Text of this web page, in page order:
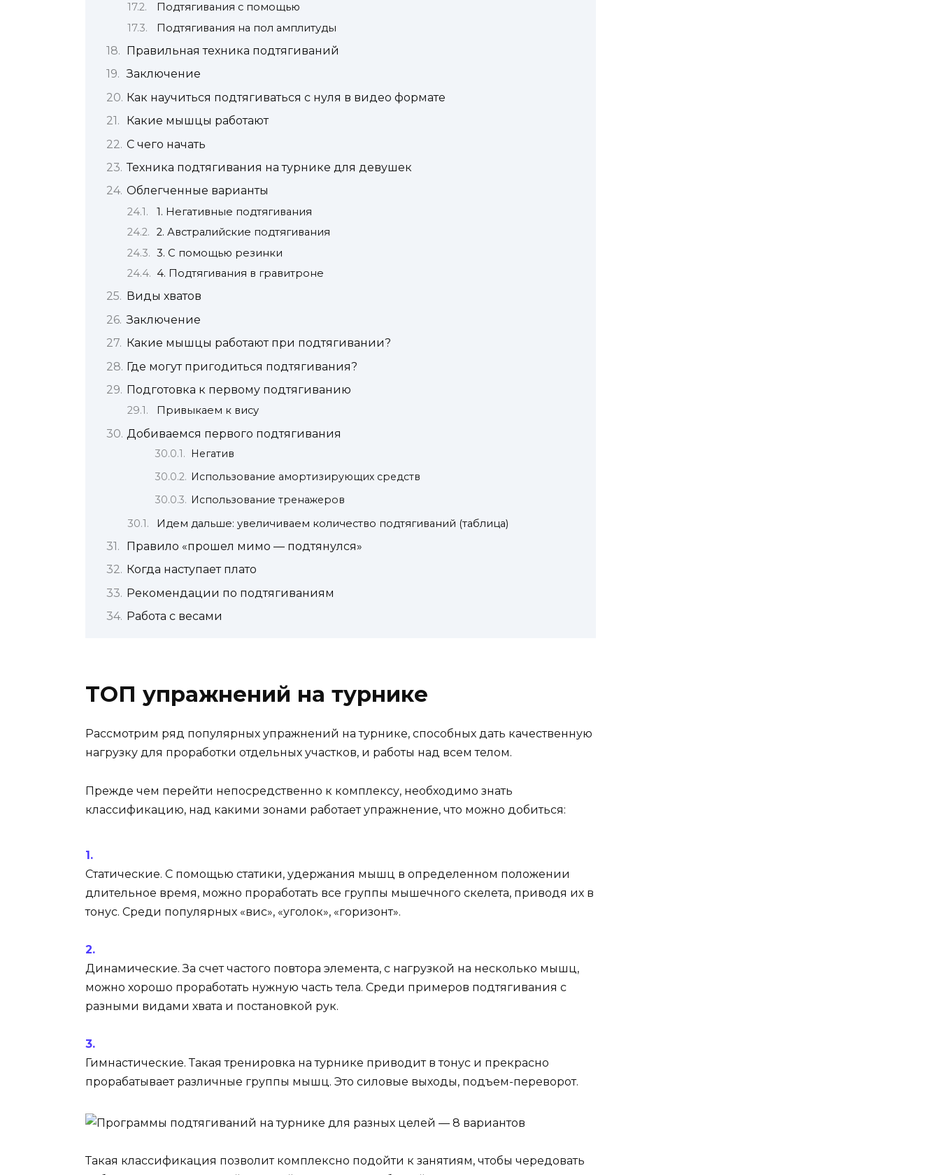
Подтягивания с помощью
Подтягивания на пол амплитуды
Правильная техника подтягиваний
Заключение
Как научиться подтягиваться с нуля в видео формате
Какие мышцы работают
С чего начать
Техника подтягивания на турнике для девушек
Облегченные варианты
1. Негативные подтягивания
2. Австралийские подтягивания
3. С помощью резинки
4. Подтягивания в гравитроне
Виды хватов
Заключение
Какие мышцы работают при подтягивании?
Где могут пригодиться подтягивания?
Подготовка к первому подтягиванию
Привыкаем к вису
Добиваемся первого подтягивания
Негатив
Использование амортизирующих средств
Использование тренажеров
Идем дальше: увеличиваем количество подтягиваний (таблица)
Правило «прошел мимо — подтянулся»
Когда наступает плато
Рекомендации по подтягиваниям
Работа с весами
ТОП упражнений на турнике
Рассмотрим ряд популярных упражнений на турнике, способных дать качественную
нагрузку для проработки отдельных участков, и работы над всем телом.
Прежде чем перейти непосредственно к комплексу, необходимо знать
классификацию, над какими зонами работает упражнение, что можно добиться:
Статические. С помощью статики, удержания мышц в определенном положении
длительное время, можно проработать все группы мышечного скелета, приводя их в
тонус. Среди популярных «вис», «уголок», «горизонт».
Динамические. За счет частого повтора элемента, с нагрузкой на несколько мышц,
можно хорошо проработать нужную часть тела. Среди примеров подтягивания с
разными видами хвата и постановкой рук.
Гимнастические. Такая тренировка на турнике приводит в тонус и прекрасно
прорабатывает различные группы мышц. Это силовые выходы, подъем-переворот.
Такая классификация позволит комплексно подойти к занятиям, чтобы чередовать